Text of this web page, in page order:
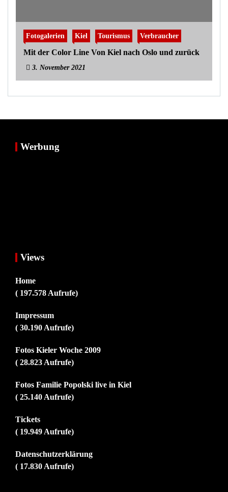
Fotogalerien Kiel Tourismus Verbraucher
Mit der Color Line Von Kiel nach Oslo und zurück
3. November 2021
Werbung
Views
Home
( 197.578 Aufrufe)
Impressum
( 30.190 Aufrufe)
Fotos Kieler Woche 2009
( 28.823 Aufrufe)
Fotos Familie Popolski live in Kiel
( 25.140 Aufrufe)
Tickets
( 19.949 Aufrufe)
Datenschutzerklärung
( 17.830 Aufrufe)